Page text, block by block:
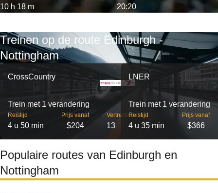
10 h 18 m 20:20
Treinen op de route Edinburgh -
Nottingham
CrossCountry
Trein met 1 verandering
Reistijd
4 u 50 min
Prijs vanaf
$204
Vertrekken
13
LNER
Trein met 1 verandering
Reistijd
4 u 35 min
Prijs vanaf
$366
Populaire routes van Edinburgh en
Nottingham